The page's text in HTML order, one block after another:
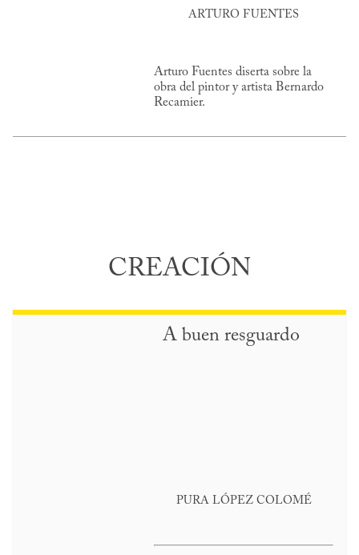
ARTURO FUENTES
Arturo Fuentes diserta sobre la
obra del pintor y artista Bernardo
Recamier.
CREACIÓN
A buen resguardo
PURA LÓPEZ COLOMÉ